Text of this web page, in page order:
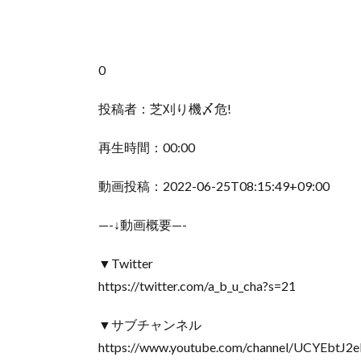
0
投稿者：芝刈り機〆危!
再生時間：00:00
動画投稿：2022-06-25T08:15:49+09:00
—-↓動画概要—-
▼Twitter
https://twitter.com/a_b_u_cha?s=21
▼サブチャンネル
https://www.youtube.com/channel/